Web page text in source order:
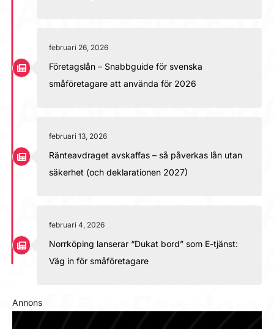
februari 26, 2026
Företagslån – Snabbguide för svenska
småföretagare att använda för 2026
februari 13, 2026
Ränteavdraget avskaffas – så påverkas lån utan
säkerhet (och deklarationen 2027)
februari 4, 2026
Norrköping lanserar “Dukat bord” som E-tjänst:
Väg in för småföretagare
Annons